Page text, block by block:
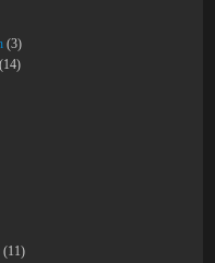
(3)
(14)
(11)